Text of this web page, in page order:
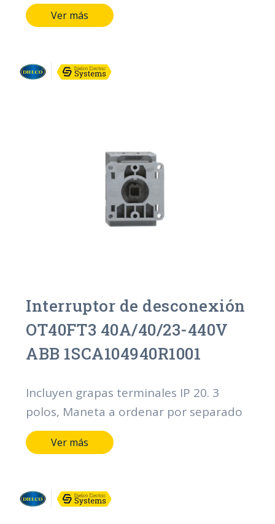
Ver más
Interruptor de desconexión
OT40FT3 40A/40/23-440V
ABB 1SCA104940R1001
Incluyen grapas terminales IP 20. 3
polos, Maneta a ordenar por separado
Ver más